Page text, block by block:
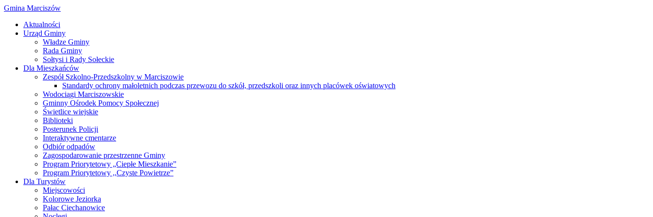
Gmina Marciszów
Aktualności
Urząd Gminy
Władze Gminy
Rada Gminy
Sołtysi i Rady Sołeckie
Dla Mieszkańców
Zespół Szkolno-Przedszkolny w Marciszowie
Standardy ochrony małoletnich podczas przewozu do szkół, przedszkoli oraz innych placówek oświatowych
Wodociągi Marciszowskie
Gminny Ośrodek Pomocy Społecznej
Świetlice wiejskie
Biblioteki
Posterunek Policji
Interaktywne cmentarze
Odbiór odpadów
Zagospodarowanie przestrzenne Gminy
Program Priorytetowy „Ciepłe Mieszkanie”
Program Priorytetowy ,,Czyste Powietrze”
Dla Turystów
Miejscowości
Kolorowe Jeziorka
Pałac Ciechanowice